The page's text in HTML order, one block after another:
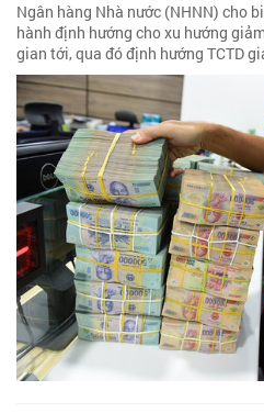
Ngân hàng Nhà nước (NHNN) cho
hành định hướng cho xu hướng
gian tới, qua đó định hướng TCTD